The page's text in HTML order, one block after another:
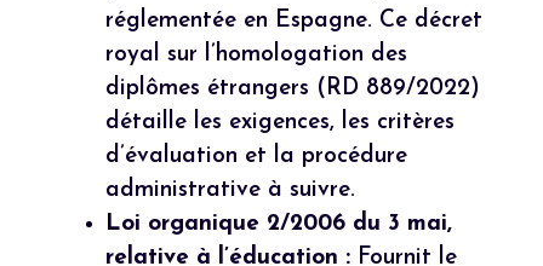
réglementée en Espagne. Ce décret
royal sur l’homologation des
diplômes étrangers (RD 889/2022)
détaille les exigences, les critères
d’évaluation et la procédure
administrative à suivre.
Loi organique 2/2006 du 3 mai,
relative à l’éducation : Fournit le